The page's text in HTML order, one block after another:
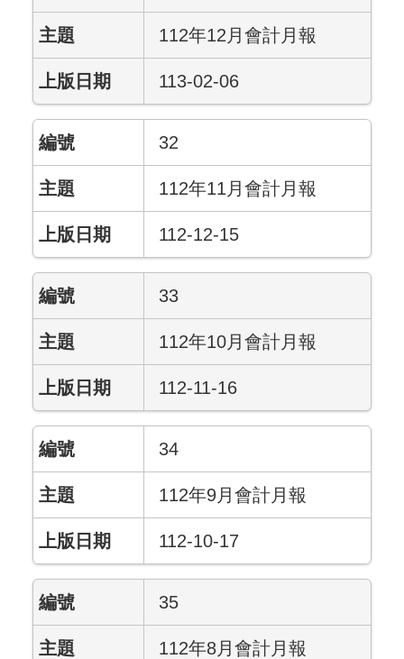
112年12月會計月報
113-02-06
32
112年11月會計月報
112-12-15
33
112年10月會計月報
112-11-16
34
112年9月會計月報
112-10-17
35
112年8月會計月報